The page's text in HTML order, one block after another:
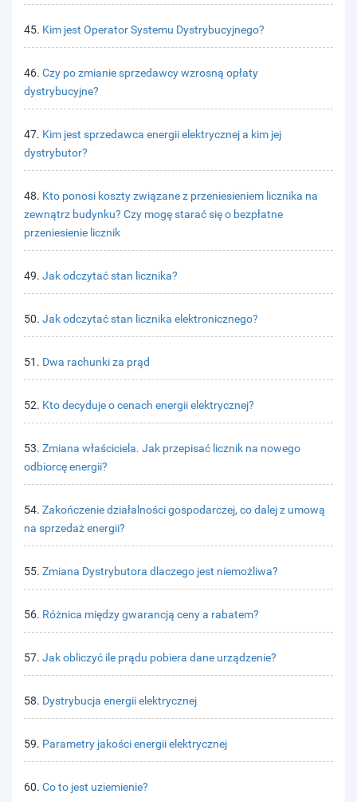
45. Kim jest Operator Systemu Dystrybucyjnego?
46. Czy po zmianie sprzedawcy wzrosną opłaty
dystrybucyjne?
47. Kim jest sprzedawca energii elektrycznej a kim jej
dystrybutor?
48. Kto ponosi koszty związane z przeniesieniem licznika na
zewnątrz budynku? Czy mogę starać się o bezpłatne
przeniesienie licznik
49. Jak odczytać stan licznika?
50. Jak odczytać stan licznika elektronicznego?
51. Dwa rachunki za prąd
52. Kto decyduje o cenach energii elektrycznej?
53. Zmiana właściciela. Jak przepisać licznik na nowego
odbiorcę energii?
54. Zakończenie działalności gospodarczej, co dalej z umową
na sprzedaż energii?
55. Zmiana Dystrybutora dlaczego jest niemożliwa?
56. Różnica między gwarancją ceny a rabatem?
57. Jak obliczyć ile prądu pobiera dane urządzenie?
58. Dystrybucja energii elektrycznej
59. Parametry jakości energii elektrycznej
60. Co to jest uziemienie?